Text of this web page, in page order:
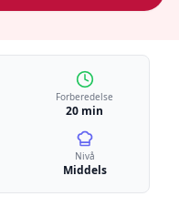
Forberedelse
20 min
Nivå
Middels